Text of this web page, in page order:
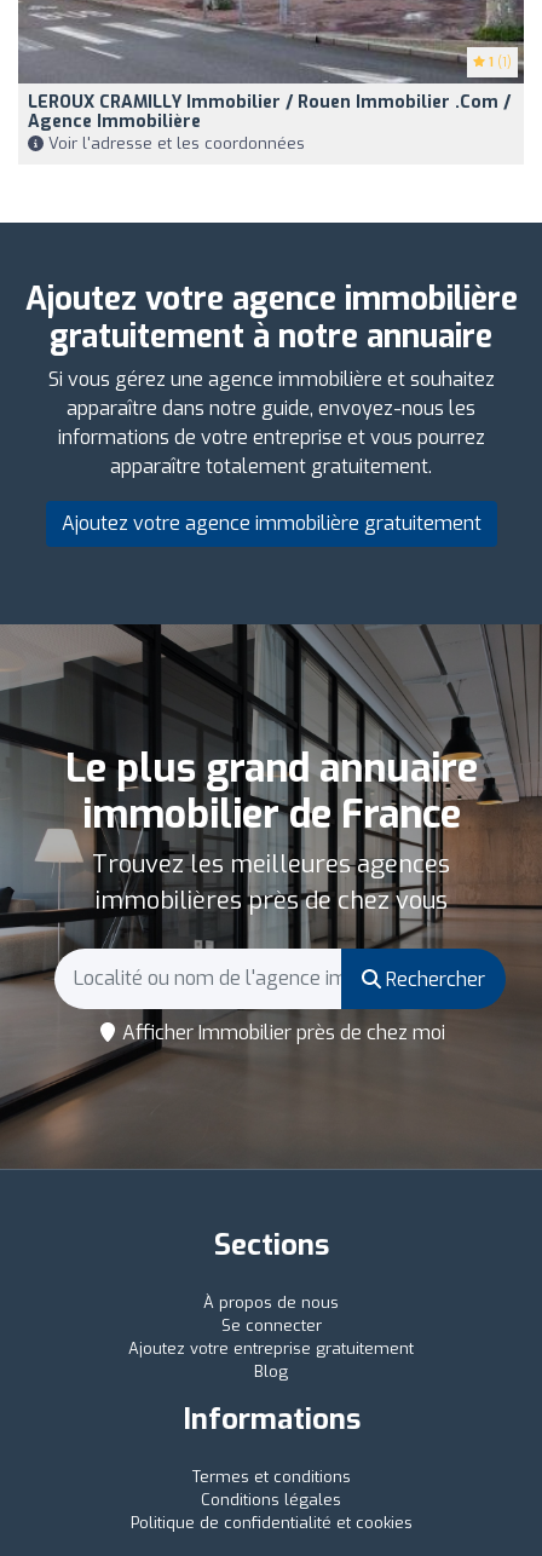
1 (1)
LEROUX CRAMILLY Immobilier / Rouen Immobilier .com /
Agence Immobilière
Voir l'adresse et les coordonnées
Ajoutez votre agence immobilière
gratuitement à notre annuaire
Si vous gérez une agence immobilière et souhaitez
apparaître dans notre guide, envoyez-nous les
informations de votre entreprise et vous pourrez
apparaître totalement gratuitement.
Ajoutez votre agence immobilière gratuitement
Le plus grand annuaire
immobilier de France
Trouvez les meilleures agences
immobilières près de chez vous
Rechercher
Afficher Immobilier près de chez moi
Sections
À propos de nous
Se connecter
Ajoutez votre entreprise gratuitement
Blog
Informations
Termes et conditions
Conditions légales
Politique de confidentialité et cookies